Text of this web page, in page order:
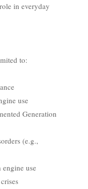
in everyday
to:
use
Generation
(e.g.,
use